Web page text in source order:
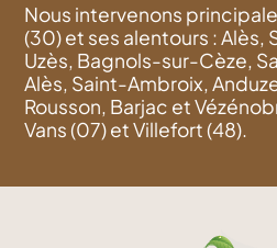
Nous intervenons
(30) et ses alentours : Alès,
Uzès, Bagnols-sur-Cèze,
Alès, Saint-Ambroix,
Rousson, Barjac et
Vans (07) et Villefort (48).